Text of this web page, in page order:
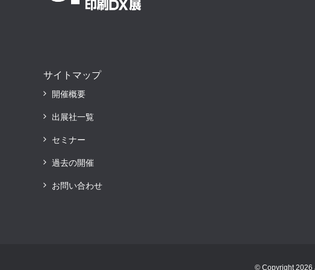
サイトマップ
開催概要
出展社一覧
セミナー
過去の開催
お問い合わせ
© Copyright 2026